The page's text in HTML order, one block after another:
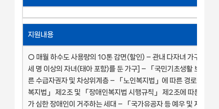
지원내용
○ 매월 하수도 사용량의 10톤 감면(할인) – 관내 다자녀 가구[미성
세 명 이상의 자녀(태아 포함)를 둔 가구] – 「국민기초생활 보장법
른 수급자권자 및 차상위계층 – 「노인복지법」에 따른 경로당 – 「
복지법」 제2조 및 「장애인복지법 시행규칙」 제2조에 따른 장애
가 심한 장애인이 거주하는 세대 – 「국가유공자 등 예우 및 지원에